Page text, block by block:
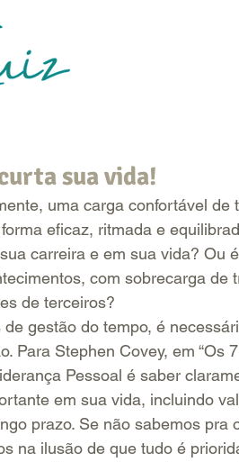
sua vida!
uma carga confortável de
eficaz, ritmada e
carreira e em sua vida? Ou
com sobrecarga de
de terceiros?
gestão do tempo, é
Para Stephen Covey, em “Os
Pessoal é saber
em sua vida, incluindo
prazo. Se não sabemos pra
na ilusão de que tudo é